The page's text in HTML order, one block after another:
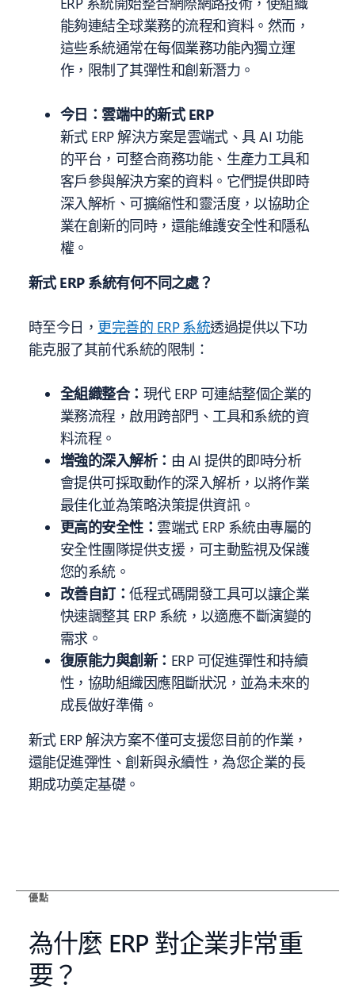
能夠連結全球業務的流程和資料。然而，
這些系統通常在每個業務功能內獨立運
作，限制了其彈性和創新潛力。
今日：雲端中的新式ERP
新式 ERP解決方案是雲端式、具 AI 功能
的平台，可整合商務功能、生產力工具和
客戶參與解決方案的資料。它們提供即時
深入解析、可擴縮性和靈活度，以協助企
業在創新的同時，還能維護安全性和隱私
權。
新式ERP系統有何不同之處？
時至今日 ， 更完善的 ERP系統透過提供以下功
能克服了其前代系統的限制：
全組織整合： 現代 ERP可連結整個企業的
業務流程，啟用跨部門、工具和系統的資
料流程。
增強的深入解析： 由 AI 提供的即時分析
會提供可採取動作的深入解析，以將作業
最佳化並為策略決策提供資訊。
更高的安全性： 雲端式 ERP 系統由專屬的
安全性團隊提供支援，可主動監視及保護
您的系統。
改善自訂：低程式碼開發工具可以讓企業
快速調整其 ERP系統，以適應不斷演變的
需求。
復原能力與創新： ERP可促進彈性和持續
性，協助組織因應阻斷狀況，並為未來的
成長做好準備。
新式 ERP解決方案不僅可支援您目前的作業，
還能促進彈性、創新與永續性，為您企業的長
期成功奠定基礎。
優點
為什麼 ERP 對企業非常重
要？